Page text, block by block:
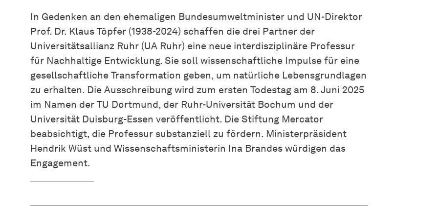
In Gedenken an den ehemaligen Bundesumweltminister und UN-Direktor
Prof. Dr. Klaus Töpfer (1938-2024) schaffen die drei Partner der
Universitätsallianz Ruhr (UA Ruhr) eine neue interdisziplinäre Professur
für Nachhaltige Entwicklung. Sie soll wissenschaftliche Impulse für eine
gesellschaftliche Transformation geben, um natürliche Lebensgrundlagen
zu erhalten. Die Ausschreibung wird zum ersten Todestag am 8. Juni 2025
im Namen der TU Dortmund, der Ruhr-Universität Bochum und der
Universität Duisburg-Essen veröffentlicht. Die Stiftung Mercator
beabsichtigt, die Professur substanziell zu fördern. Ministerpräsident
Hendrik Wüst und Wissenschaftsministerin Ina Brandes würdigen das
Engagement.